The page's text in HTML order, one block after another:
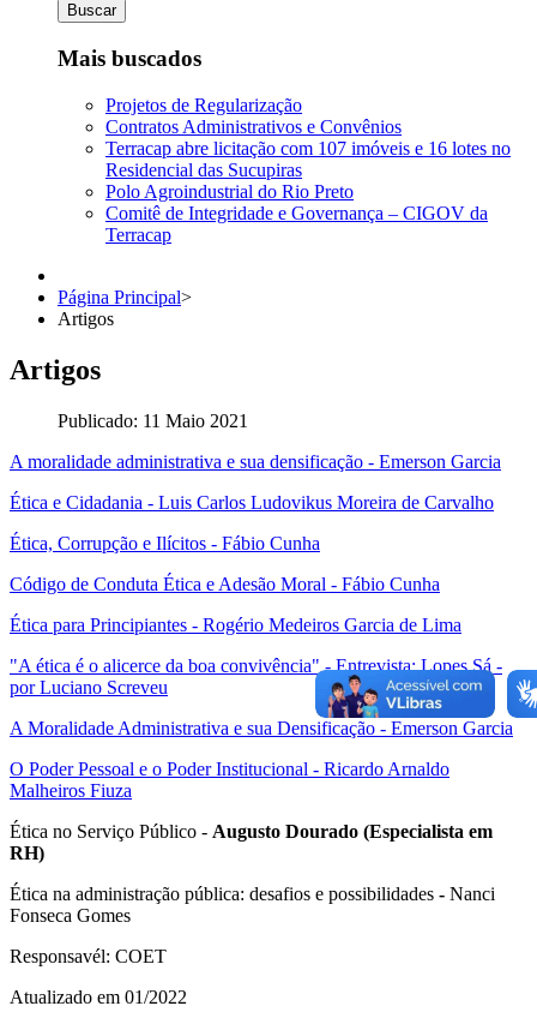
Buscar
Mais buscados
Projetos de Regularização
Contratos Administrativos e Convênios
Terracap abre licitação com 107 imóveis e 16 lotes no
Residencial das Sucupiras
Polo Agroindustrial do Rio Preto
Comitê de Integridade e Governança – CIGOV da
Terracap
Página Principal>
Artigos
Artigos
Publicado: 11 Maio 2021
A moralidade administrativa e sua densificação - Emerson Garcia
Ética e Cidadania - Luis Carlos Ludovikus Moreira de Carvalho
Ética, Corrupção e Ilícitos - Fábio Cunha
Código de Conduta Ética e Adesão Moral - Fábio Cunha
Ética para Principiantes - Rogério Medeiros Garcia de Lima
"A ética é o alicerce da boa convivência" - Entrevista: Lopes Sá -
por Luciano Screveu
A Moralidade Administrativa e sua Densificação - Emerson Garcia
O Poder Pessoal e o Poder Institucional - Ricardo Arnaldo
Malheiros Fiuza
Ética no Serviço Público - Augusto Dourado (Especialista em
RH)
Ética na administração pública: desafios e possibilidades - Nanci
Fonseca Gomes
Responsavél: COET
Atualizado em 01/2022